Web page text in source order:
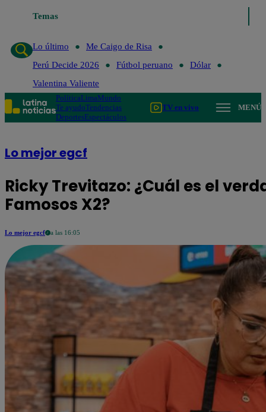
Temas
Lo último
Me Caigo de Risa
Perú Decide 2026
Fútbol peruano
Dólar
Valentina Valiente
PolíticaLimaMundo
Te ayudoTendencias
DeportesEspectáculos
TV en vivo MENÚ
Lo mejor egcf
Ricky Trevitazo: ¿Cuál es el
Famosos X2?
Lo mejor egcf a las 16:05